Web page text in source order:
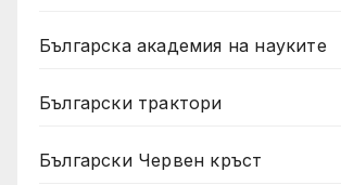
Българска академия на науките
Български трактори
Български Червен кръст